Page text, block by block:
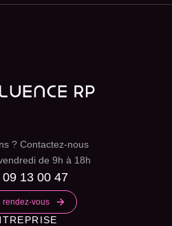
? Contactez-nous
de 9h à 18h
13 00 47
rendez-vous